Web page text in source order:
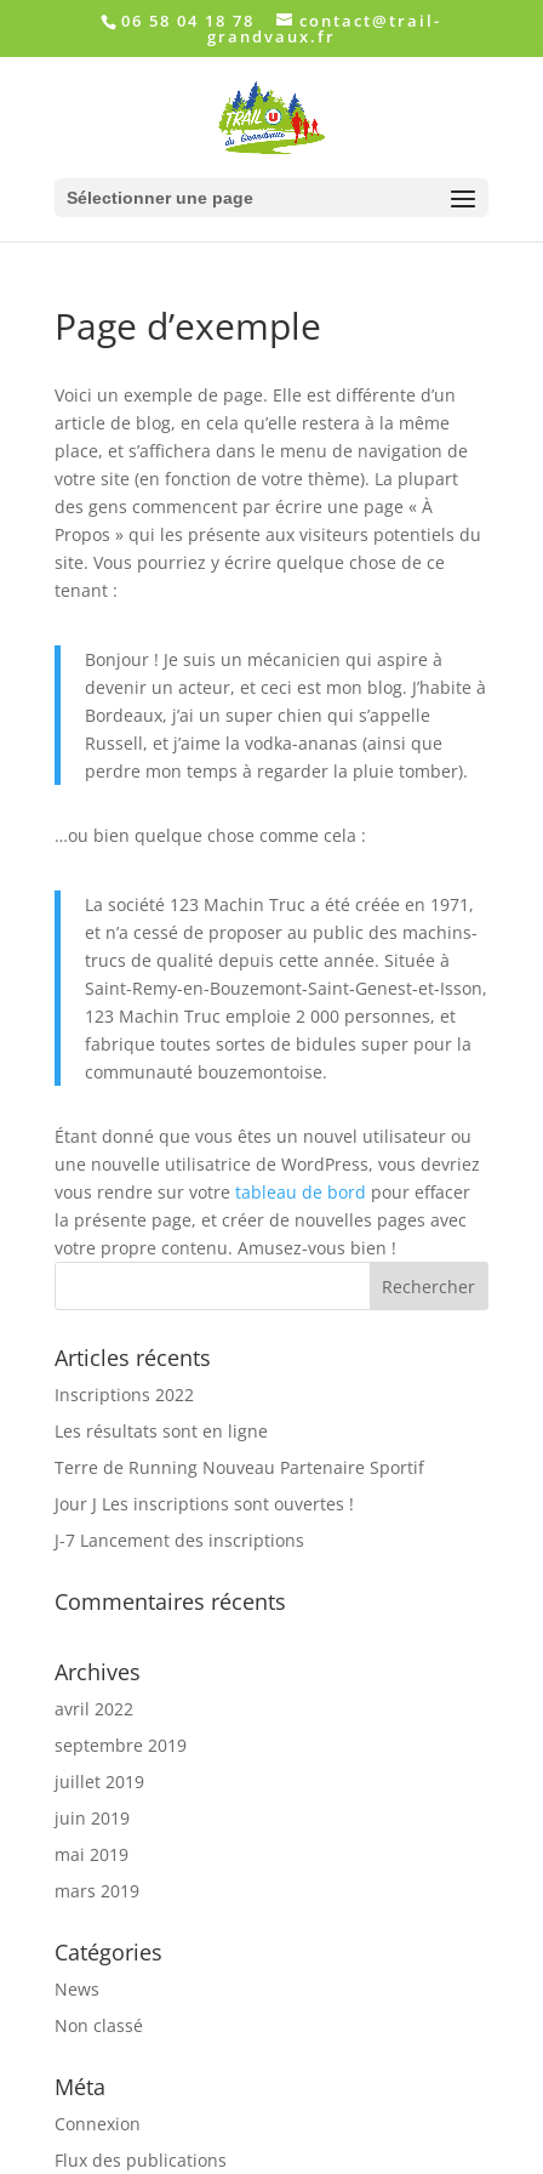
06 58 04 18 78 contact@trail-
grandvaux.fr
Sélectionner une page
Page d’exemple
Voici un exemple de page. Elle est différente d’un
article de blog, en cela qu’elle restera à la même
place, et s’affichera dans le menu de navigation de
votre site (en fonction de votre thème). La plupart
des gens commencent par écrire une page « À
Propos » qui les présente aux visiteurs potentiels du
site. Vous pourriez y écrire quelque chose de ce
tenant :
Bonjour ! Je suis un mécanicien qui aspire à
devenir un acteur, et ceci est mon blog. J’habite à
Bordeaux, j’ai un super chien qui s’appelle
Russell, et j’aime la vodka-ananas (ainsi que
perdre mon temps à regarder la pluie tomber).
…ou bien quelque chose comme cela :
La société 123 Machin Truc a été créée en 1971,
et n’a cessé de proposer au public des machins-
trucs de qualité depuis cette année. Située à
Saint-Remy-en-Bouzemont-Saint-Genest-et-Isson,
123 Machin Truc emploie 2 000 personnes, et
fabrique toutes sortes de bidules super pour la
communauté bouzemontoise.
Étant donné que vous êtes un nouvel utilisateur ou
une nouvelle utilisatrice de WordPress, vous devriez
vous rendre sur votre tableau de bord pour effacer
la présente page, et créer de nouvelles pages avec
votre propre contenu. Amusez-vous bien !
Articles récents
Inscriptions 2022
Les résultats sont en ligne
Terre de Running Nouveau Partenaire Sportif
Jour J Les inscriptions sont ouvertes !
J-7 Lancement des inscriptions
Commentaires récents
Archives
avril 2022
septembre 2019
juillet 2019
juin 2019
mai 2019
mars 2019
Catégories
News
Non classé
Méta
Connexion
Flux des publications